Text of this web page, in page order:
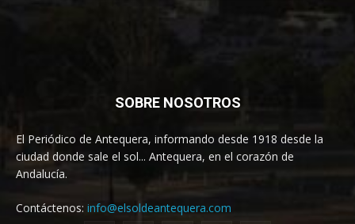
SOBRE NOSOTROS
El Periódico de Antequera, informando desde 1918 desde la
ciudad donde sale el sol... Antequera, en el corazón de
Andalucía.
Contáctenos: info@elsoldeantequera.com